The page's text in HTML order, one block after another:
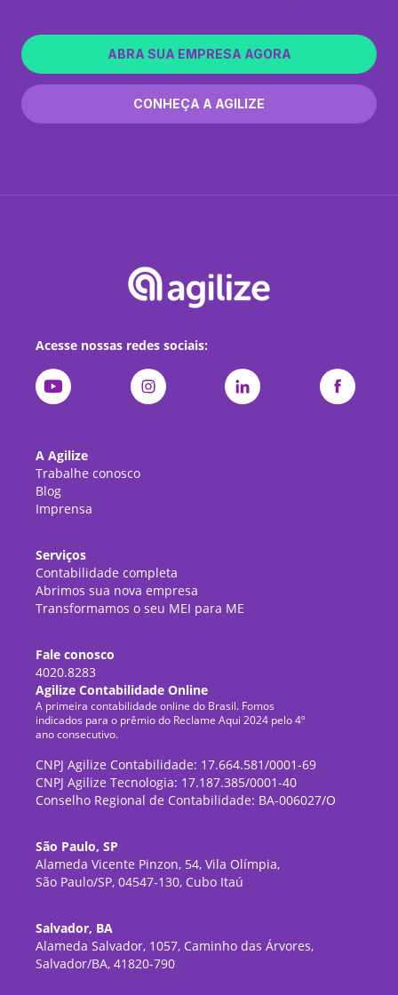
ABRA SUA EMPRESA AGORA
CONHEÇA A AGILIZE
Acesse nossas redes sociais:
A Agilize
Trabalhe conosco
Blog
Imprensa
Serviços
Contabilidade completa
Abrimos sua nova empresa
Transformamos o seu MEI para ME
Fale conosco
4020.8283
Agilize Contabilidade Online
A primeira contabilidade online do Brasil. Fomos
indicados para o prêmio do Reclame Aqui 2024 pelo 4º
ano consecutivo.
CNPJ Agilize Contabilidade: 17.664.581/0001-69
CNPJ Agilize Tecnologia: 17.187.385/0001-40
Conselho Regional de Contabilidade: BA-006027/O
São Paulo, SP
Alameda Vicente Pinzon, 54, Vila Olímpia,
São Paulo/SP, 04547-130, Cubo Itaú
Salvador, BA
Alameda Salvador, 1057, Caminho das Árvores,
Salvador/BA, 41820-790